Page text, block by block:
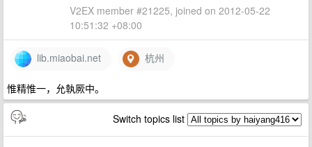
V2EX member #21225, joined on 2012-05-22
10:51:32 +08:00
lib.miaobai.net 杭州
惟精惟一，允執厥中。
Switch topics list